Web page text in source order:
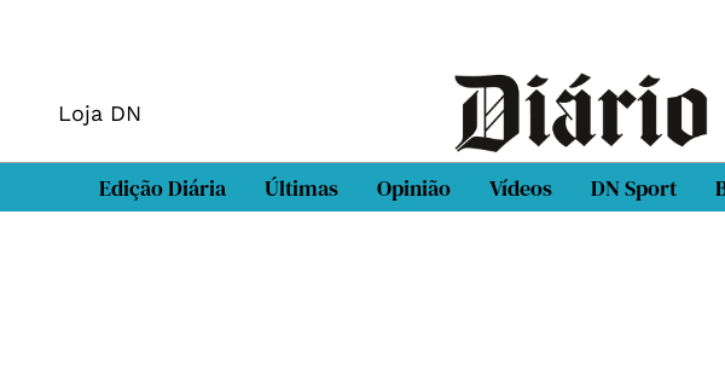
Loja DN
Edição Diária Últimas Opinião Vídeos DN Sport